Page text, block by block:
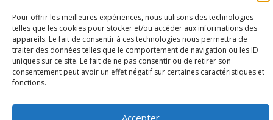
Pour offrir les meilleures expériences, nous utilisons des technologies
telles que les cookies pour stocker et/ou accéder aux informations des
appareils. Le fait de consentir à ces technologies nous permettra de
traiter des données telles que le comportement de navigation ou les ID
uniques sur ce site. Le fait de ne pas consentir ou de retirer son
consentement peut avoir un effet négatif sur certaines caractéristiques et
fonctions.
Accepter
06 Juil 2026
Étude d’évaluabilité des Structures
d’accompagnement à l’autocréation d’emploi (SAACE)
01 Juil 2026
Pénurie du personnel infirmier :quels indicateurs
Wallonie ?